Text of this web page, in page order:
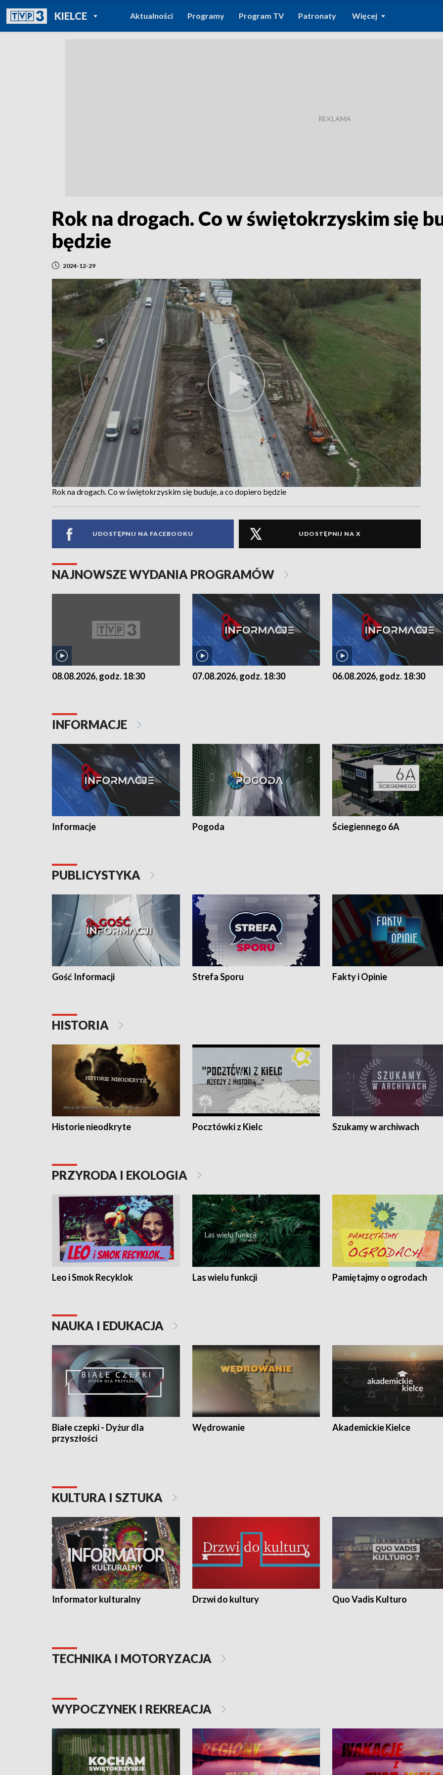
KIELCEPOWRÓT DO
TVP REGIONY
Aktualności Programy Program TV Patronaty Więcej
Rok na drogach. Co w świętokrzyskim się
będzie
2024-12-29
Rok na drogach. Co w świętokrzyskim się buduje, a co dopiero będzie
UDOSTĘPNIJ NA FACEBOOKU UDOSTĘPNIJ NA X
NAJNOWSZE WYDANIA PROGRAMÓW
08.08.2026, godz. 18:30 07.08.2026, godz. 18:30 06.08.2026, godz. 18:30
INFORMACJE
Informacje Pogoda Ściegiennego 6A
PUBLICYSTYKA
Gość Informacji Strefa Sporu Fakty i Opinie
HISTORIA
Historie nieodkryte Pocztówki z Kielc Szukamy w archiwach
PRZYRODA I EKOLOGIA
Leo i Smok Recyklok Las wielu funkcji Pamiętajmy o ogrodach
NAUKA I EDUKACJA
Białe czepki - Dyżur dla
przyszłości
Wędrowanie Akademickie Kielce
KULTURA I SZTUKA
Informator kulturalny Drzwi do kultury Quo Vadis Kulturo
TECHNIKA I MOTORYZACJA
WYPOCZYNEK I REKREACJA